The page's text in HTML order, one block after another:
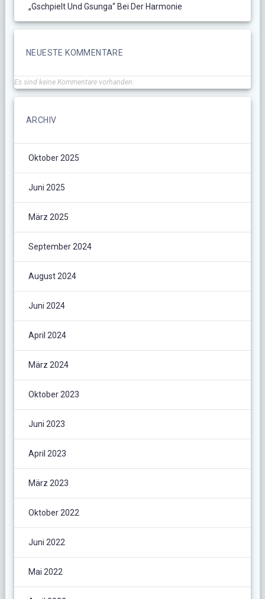
„Gschpielt Und Gsunga“ Bei Der Harmonie
NEUESTE KOMMENTARE
Es sind keine Kommentare vorhanden.
ARCHIV
Oktober 2025
Juni 2025
März 2025
September 2024
August 2024
Juni 2024
April 2024
März 2024
Oktober 2023
Juni 2023
April 2023
März 2023
Oktober 2022
Juni 2022
Mai 2022